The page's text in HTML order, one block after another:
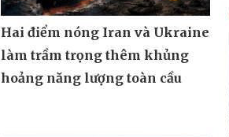
Hai điểm nóng Iran và Ukraine
làm trầm trọng thêm khủng
hoảng năng lượng toàn cầu